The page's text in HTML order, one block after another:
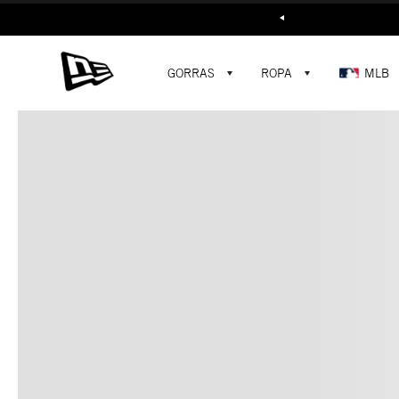
Buscar...
GORRAS ROPA MLB